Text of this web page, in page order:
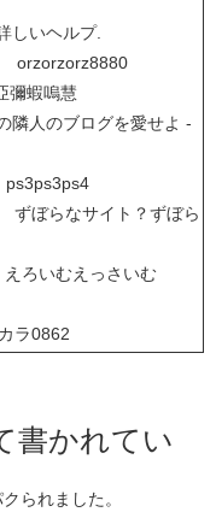
いヘルプ.
orzorzorz8880
蝦嗚慧
人のブログを愛せよ -
ぼらなサイト？ずぼら
ろいむえっさいむ
ラ0862
書かれてい
られました。